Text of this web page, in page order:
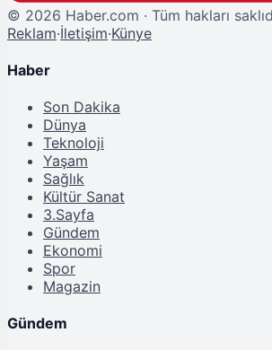
© 2026 Haber.com · Tüm hakları
Reklam·İletişim·Künye
Haber
Son Dakika
Dünya
Teknoloji
Yaşam
Sağlık
Kültür Sanat
3.Sayfa
Gündem
Ekonomi
Spor
Magazin
Gündem